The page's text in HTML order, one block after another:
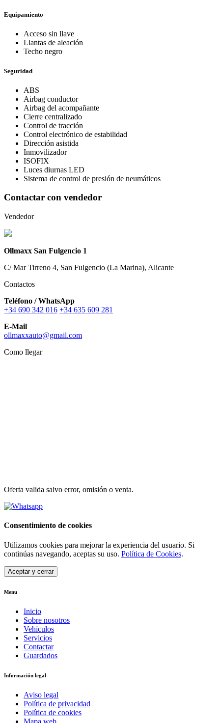
Equipamiento
Acceso sin llave
Llantas de aleación
Techo negro
Seguridad
ABS
Airbag conductor
Airbag del acompañante
Cierre centralizado
Control de tracción
Control electrónico de estabilidad
Dirección asistida
Inmovilizador
ISOFIX
Luces diurnas LED
Sistema de control de presión de neumáticos
Contactar con vendedor
Vendedor
Ollmaxx San Fulgencio 1
C/ Mar Tirreno 4, San Fulgencio (La Marina), Alicante
Contactos
Teléfono / WhatsApp
+34 690 342 016 +34 635 609 281
E-Mail
ollmaxxauto@gmail.com
Como llegar
Oferta valida salvo error, omisión o venta.
Consentimiento de cookies
Utilizamos cookies para mejorar la experiencia del usuario. Si
continúas navegando, aceptas su uso. Política de Cookies.
Aceptar y cerrar
Menu
Inicio
Sobre nosotros
Vehículos
Servicios
Contactar
Guardados
Información legal
Aviso legal
Política de privacidad
Política de cookies
Mapa web